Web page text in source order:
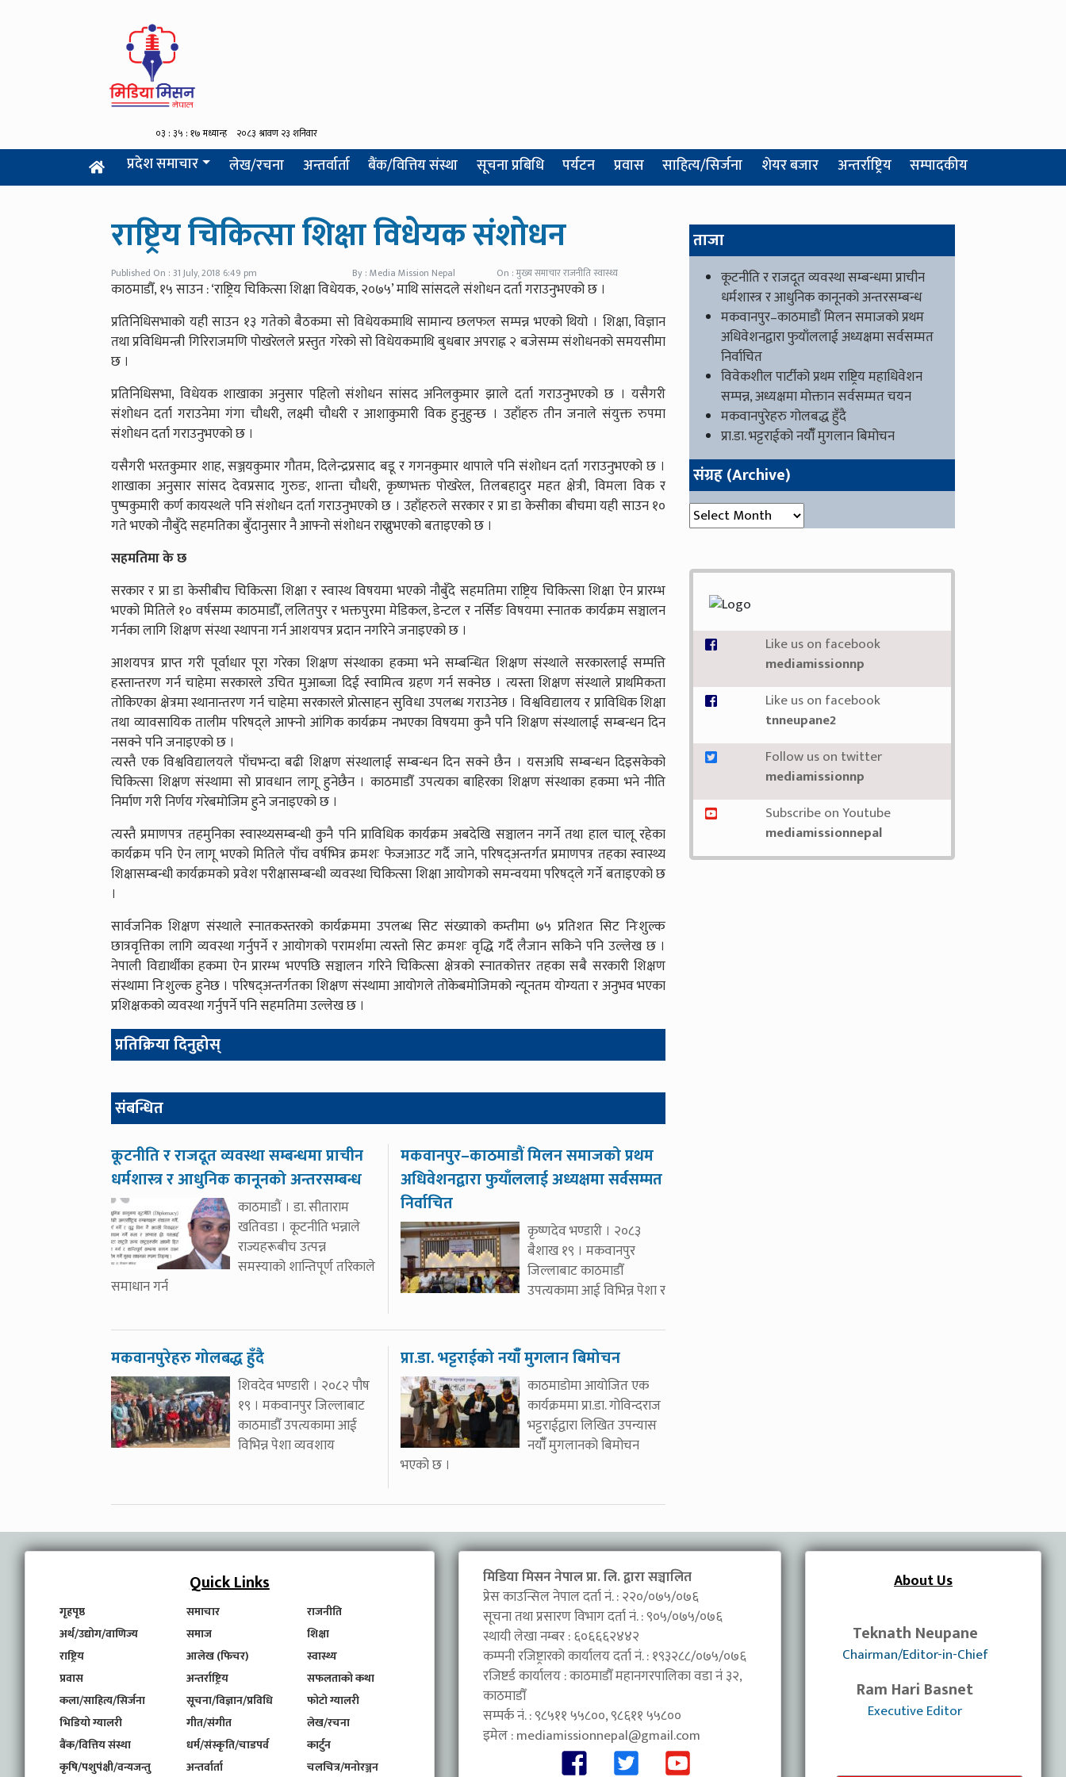
प्रदेश समाचार लेख/रचना अन्तर्वार्ता बैंक/वित्तिय संस्था सूचना प्रबिधि पर्यटन प्रवास साहित्य/सिर्जना शेयर बजार अन्तर्राष्ट्रिय सम्पादकीय
राष्ट्रिय चिकित्सा शिक्षा विधेयक संशोधन
Published On : 31 July, 2018 6:49 pm By : Media Mission Nepal On : मुख्य समाचार राजनीति स्वास्थ्य
काठमाडौँ, १५ साउन : ‘राष्ट्रिय चिकित्सा शिक्षा विधेयक, २०७५’ माथि सांसदले संशोधन दर्ता गराउनुभएको छ ।
प्रतिनिधिसभाको यही साउन १३ गतेको बैठकमा सो विधेयकमाथि सामान्य छलफल सम्पन्न भएको थियो । शिक्षा, विज्ञान
तथा प्रविधिमन्त्री गिरिराजमणि पोखरेलले प्रस्तुत गरेको सो विधेयकमाथि बुधबार अपराह्न २ बजेसम्म संशोधनको समयसीमा
छ ।
प्रतिनिधिसभा, विधेयक शाखाका अनुसार पहिलो संशोधन सांसद अनिलकुमार झाले दर्ता गराउनुभएको छ । यसैगरी
संशोधन दर्ता गराउनेमा गंगा चौधरी, लक्ष्मी चौधरी र आशाकुमारी विक हुनुहुन्छ । उहाँहरु तीन जनाले संयुक्त रुपमा
संशोधन दर्ता गराउनुभएको छ ।
यसैगरी भरतकुमार शाह, सञ्जयकुमार गौतम, दिलेन्द्रप्रसाद बडू र गगनकुमार थापाले पनि संशोधन दर्ता गराउनुभएको छ ।
शाखाका अनुसार सांसद देवप्रसाद गुरुङ, शान्ता चौधरी, कृष्णभक्त पोखरेल, तिलबहादुर महत क्षेत्री, विमला विक र
पुष्पकुमारी कर्ण कायस्थले पनि संशोधन दर्ता गराउनुभएको छ । उहाँहरुले सरकार र प्रा डा केसीका बीचमा यही साउन १०
गते भएको नौबुँदे सहमतिका बुँदानुसार नै आफ्नो संशोधन राख्नुभएको बताइएको छ ।
सहमतिमा के छ
सरकार र प्रा डा केसीबीच चिकित्सा शिक्षा र स्वास्थ विषयमा भएको नौबुँदे सहमतिमा राष्ट्रिय चिकित्सा शिक्षा ऐन प्रारम्भ
भएको मितिले १० वर्षसम्म काठमाडौँ, ललितपुर र भक्तपुरमा मेडिकल, डेन्टल र नर्सिङ विषयमा स्नातक कार्यक्रम सञ्चालन
गर्नका लागि शिक्षण संस्था स्थापना गर्न आशयपत्र प्रदान नगरिने जनाइएको छ ।
आशयपत्र प्राप्त गरी पूर्वाधार पूरा गरेका शिक्षण संस्थाका हकमा भने सम्बन्धित शिक्षण संस्थाले सरकारलाई सम्पत्ति
हस्तान्तरण गर्न चाहेमा सरकारले उचित मुआब्जा दिई स्वामित्व ग्रहण गर्न सक्नेछ । त्यस्ता शिक्षण संस्थाले प्राथमिकता
तोकिएका क्षेत्रमा स्थानान्तरण गर्न चाहेमा सरकारले प्रोत्साहन सुविधा उपलब्ध गराउनेछ । विश्वविद्यालय र प्राविधिक शिक्षा
तथा व्यावसायिक तालीम परिषद्ले आफ्नो आंगिक कार्यक्रम नभएका विषयमा कुनै पनि शिक्षण संस्थालाई सम्बन्धन दिन
नसक्ने पनि जनाइएको छ ।
त्यस्तै एक विश्वविद्यालयले पाँचभन्दा बढी शिक्षण संस्थालाई सम्बन्धन दिन सक्ने छैन । यसअघि सम्बन्धन दिइसकेको
चिकित्सा शिक्षण संस्थामा सो प्रावधान लागू हुनेछैन । काठमाडौँ उपत्यका बाहिरका शिक्षण संस्थाका हकमा भने नीति
निर्माण गरी निर्णय गरेबमोजिम हुने जनाइएको छ ।
त्यस्तै प्रमाणपत्र तहमुनिका स्वास्थ्यसम्बन्धी कुनै पनि प्राविधिक कार्यक्रम अबदेखि सञ्चालन नगर्ने तथा हाल चालू रहेका
कार्यक्रम पनि ऐन लागू भएको मितिले पाँच वर्षभित्र क्रमशः फेजआउट गर्दै जाने, परिषद्अन्तर्गत प्रमाणपत्र तहका स्वास्थ्य
शिक्षासम्बन्धी कार्यक्रमको प्रवेश परीक्षासम्बन्धी व्यवस्था चिकित्सा शिक्षा आयोगको समन्वयमा परिषद्ले गर्ने बताइएको छ
।
सार्वजनिक शिक्षण संस्थाले स्नातकस्तरको कार्यक्रममा उपलब्ध सिट संख्याको कम्तीमा ७५ प्रतिशत सिट निःशुल्क
छात्रवृत्तिका लागि व्यवस्था गर्नुपर्ने र आयोगको परामर्शमा त्यस्तो सिट क्रमशः वृद्धि गर्दै लैजान सकिने पनि उल्लेख छ ।
नेपाली विद्यार्थीका हकमा ऐन प्रारम्भ भएपछि सञ्चालन गरिने चिकित्सा क्षेत्रको स्नातकोत्तर तहका सबै सरकारी शिक्षण
संस्थामा निःशुल्क हुनेछ । परिषद्अन्तर्गतका शिक्षण संस्थामा आयोगले तोकेबमोजिमको न्यूनतम योग्यता र अनुभव भएका
प्रशिक्षकको व्यवस्था गर्नुपर्ने पनि सहमतिमा उल्लेख छ ।
प्रतिक्रिया दिनुहोस्
संबन्धित
कूटनीति र राजदूत व्यवस्था सम्बन्धमा प्राचीन
धर्मशास्त्र र आधुनिक कानूनको अन्तरसम्बन्ध
काठमाडौं । डा. सीताराम
खतिवडा । कूटनीति भन्नाले
राज्यहरूबीच उत्पन्न
समस्याको शान्तिपूर्ण तरिकाले
समाधान गर्न
मकवानपुर–काठमाडौं मिलन समाजको प्रथम
अधिवेशनद्वारा फुयाँललाई अध्यक्षमा सर्वसम्मत
निर्वाचित
कृष्णदेव भण्डारी । २०८३
बैशाख १९ । मकवानपुर
जिल्लाबाट काठमाडौँ
उपत्यकामा आई विभिन्न पेशा र
मकवानपुरेहरु गोलबद्ध हुँदै
शिवदेव भण्डारी । २०८२ पौष
१९ । मकवानपुर जिल्लाबाट
काठमाडौँ उपत्यकामा आई
विभिन्न पेशा व्यवशाय
प्रा.डा. भट्टराईको नयाँँ मुगलान बिमोचन
काठमाडोमा आयोजित एक
कार्यक्रममा प्रा.डा. गोविन्दराज
भट्टराईद्वारा लिखित उपन्यास
नयाँँ मुगलानको बिमोचन
भएको छ ।
ताजा
कूटनीति र राजदूत व्यवस्था सम्बन्धमा प्राचीन
धर्मशास्त्र र आधुनिक कानूनको अन्तरसम्बन्ध
मकवानपुर–काठमाडौं मिलन समाजको प्रथम
अधिवेशनद्वारा फुयाँललाई अध्यक्षमा सर्वसम्मत
निर्वाचित
विवेकशील पार्टीको प्रथम राष्ट्रिय महाधिवेशन
सम्पन्न, अध्यक्षमा मोक्तान सर्वसम्मत चयन
मकवानपुरेहरु गोलबद्ध हुँदै
प्रा.डा. भट्टराईको नयाँँ मुगलान बिमोचन
संग्रह (Archive)
संग्रह (Archive)
Like us on facebook
mediamissionnp
Like us on facebook
tnneupane2
Follow us on twitter
mediamissionnp
Subscribe on Youtube
mediamissionnepal
Quick Links
गृहपृष्ठ समाचार
राजनीति
अर्थ/उद्योग/वाणिज्य
समाज
शिक्षा
राष्ट्रिय
आलेख (फिचर)
स्वास्थ्य
प्रवास
अन्तर्राष्ट्रिय
सफलताको कथा
कला/साहित्य/सिर्जना
सूचना/विज्ञान/प्रविधि
फोटो ग्यालरी
भिडियो ग्यालरी
गीत/संगीत
लेख/रचना
बैंक/वित्तिय संस्था
धर्म/संस्कृति/चाडपर्व
कार्टुन
कृषि/पशुपंक्षी/वन्यजन्तु
अन्तर्वार्ता चलचित्र/मनोरञ्जन
मिडिया मिसन नेपाल प्रा. लि. द्वारा सञ्चालित
प्रेस काउन्सिल नेपाल दर्ता नं. : २२०/०७५/०७६
सूचना तथा प्रसारण विभाग दर्ता नं. : ९०५/०७५/०७६
स्थायी लेखा नम्बर : ६०६६६२४४२
कम्पनी रजिष्ट्रारको कार्यालय दर्ता नं. : १९३२८८/०७५/०७६
रजिष्टर्ड कार्यालय : काठमाडौँ महानगरपालिका वडा नंं ३२,
काठमाडौँ
सम्पर्क नं. : ९८५११ ५५८००, ९८६११ ५५८००
इमेल :mediamissionnepal@gmail.com
About Us
Teknath Neupane
Chairman/Editor-in-Chief
Ram Hari Basnet
Executive Editor